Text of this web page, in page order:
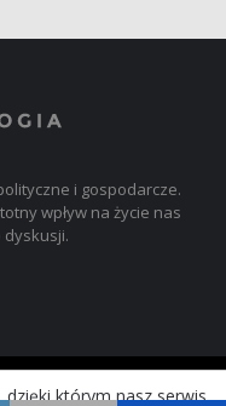
i gospodarcze.
wpływ na życie nas
dyskusji.
którym nasz serwis